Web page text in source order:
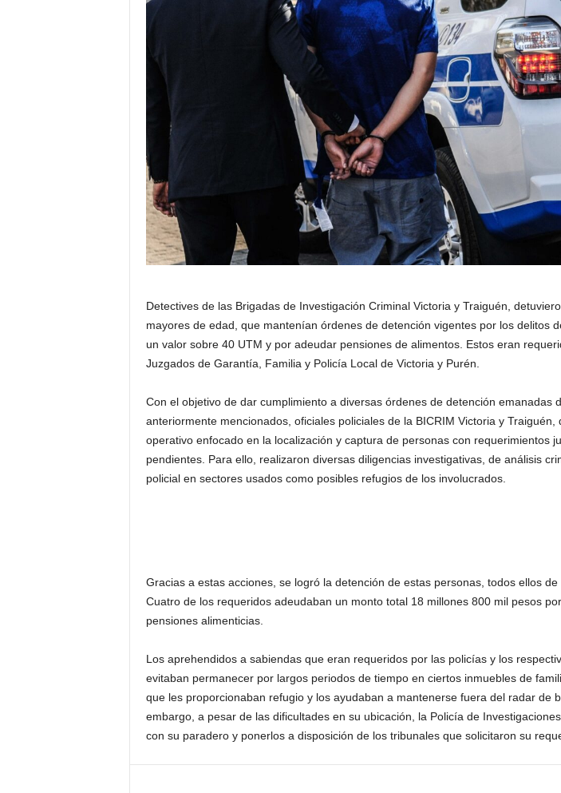
Detectives de las Brigadas de Investigación Criminal Victoria y Traiguén,
mayores de edad, que mantenían órdenes de detención vigentes por los delitos
un valor sobre 40 UTM y por adeudar pensiones de alimentos. Estos eran
Juzgados de Garantía, Familia y Policía Local de Victoria y Purén.
Con el objetivo de dar cumplimiento a diversas órdenes de detención emanadas
anteriormente mencionados, oficiales policiales de la BICRIM Victoria y Traiguén,
operativo enfocado en la localización y captura de personas con requerimientos
pendientes. Para ello, realizaron diversas diligencias investigativas, de análisis
policial en sectores usados como posibles refugios de los involucrados.
Gracias a estas acciones, se logró la detención de estas personas, todos ellos de
Cuatro de los requeridos adeudaban un monto total 18 millones 800 mil pesos
pensiones alimenticias.
Los aprehendidos a sabiendas que eran requeridos por las policías y los
evitaban permanecer por largos periodos de tiempo en ciertos inmuebles de
que les proporcionaban refugio y los ayudaban a mantenerse fuera del radar de
embargo, a pesar de las dificultades en su ubicación, la Policía de
con su paradero y ponerlos a disposición de los tribunales que solicitaron su